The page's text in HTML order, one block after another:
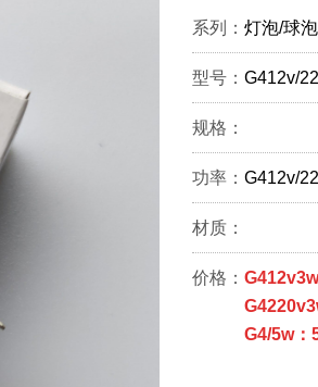
系列： 灯泡/球
型号： G412v/
规格：
功率： G412v/
材质：
价格：